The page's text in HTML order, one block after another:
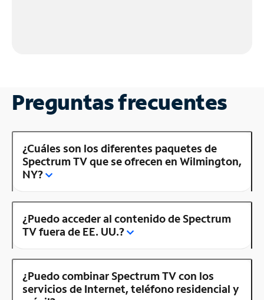
Preguntas frecuentes
¿Cuáles son los diferentes paquetes de
Spectrum TV que se ofrecen en Wilmington,
NY?
¿Puedo acceder al contenido de Spectrum
TV fuera de EE. UU.?
¿Puedo combinar Spectrum TV con los
servicios de Internet, teléfono residencial y